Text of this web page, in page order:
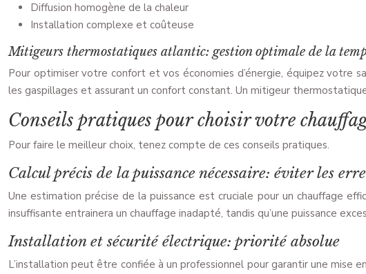
Diffusion homogène de la chaleur
Installation complexe et coûteuse
Mitigeurs thermostatiques atlantic: gestion optimale de la
Pour optimiser votre confort et vos économies d’énergie, équipez
les gaspillages et assurant un confort constant. Un mitigeur
Conseils pratiques pour choisir votre
Pour faire le meilleur choix, tenez compte de ces conseils pratiques.
Calcul précis de la puissance nécessaire: éviter les
Une estimation précise de la puissance est cruciale pour un chauffage
insuffisante entrainera un chauffage inadapté, tandis qu’une puissance
Installation et sécurité électrique: priorité absolue
L’installation peut être confiée à un professionnel pour garantir une mise